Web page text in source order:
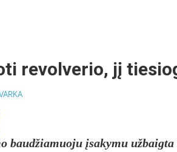
revolverio, jį
baudžiamuoju įsakymu